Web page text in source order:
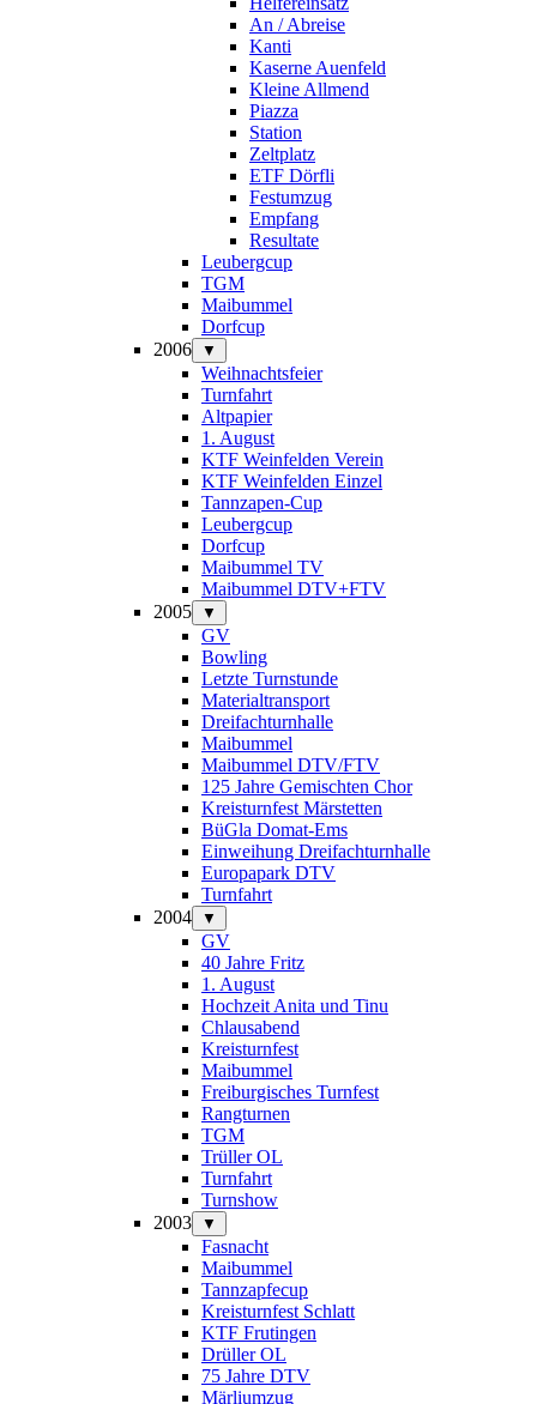
An / Abreise
Kanti
Kaserne Auenfeld
Kleine Allmend
Piazza
Station
Zeltplatz
ETF Dörfli
Festumzug
Empfang
Resultate
Leubergcup
TGM
Maibummel
Dorfcup
2006
▼
Weihnachtsfeier
Turnfahrt
Altpapier
1. August
KTF Weinfelden Verein
KTF Weinfelden Einzel
Tannzapen-Cup
Leubergcup
Dorfcup
Maibummel TV
Maibummel DTV+FTV
2005
▼
GV
Bowling
Letzte Turnstunde
Materialtransport
Dreifachturnhalle
Maibummel
Maibummel DTV/FTV
125 Jahre Gemischten Chor
Kreisturnfest Märstetten
BüGla Domat-Ems
Einweihung Dreifachturnhalle
Europapark DTV
Turnfahrt
2004
▼
GV
40 Jahre Fritz
1. August
Hochzeit Anita und Tinu
Chlausabend
Kreisturnfest
Maibummel
Freiburgisches Turnfest
Rangturnen
TGM
Trüller OL
Turnfahrt
Turnshow
2003
▼
Fasnacht
Maibummel
Tannzapfecup
Kreisturnfest Schlatt
KTF Frutingen
Drüller OL
75 Jahre DTV
Märliumzug